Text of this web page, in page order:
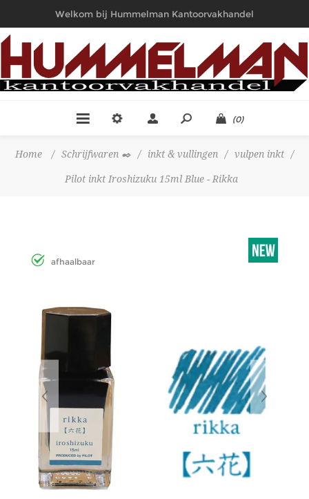
Welkom bij Hummelman Kantoorvakhandel
(0)
Home / Schrijfwaren ✒️ / inkt & vullingen / vulpen inkt /
Pilot inkt Iroshizuku 15ml Blue - Rikka
afhaalbaar